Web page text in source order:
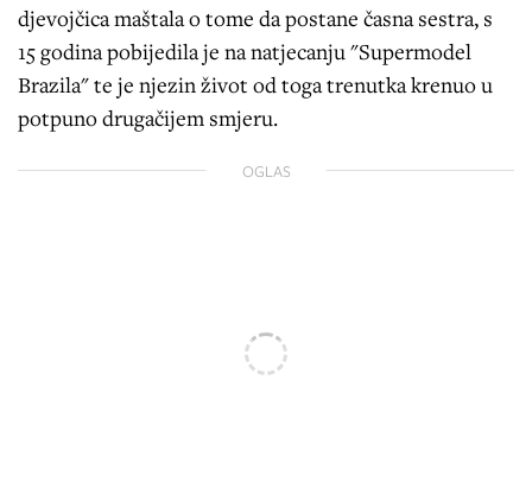
djevojčica maštala o tome da postane časna sestra, s
15 godina pobijedila je na natjecanju "Supermodel
Brazila" te je njezin život od toga trenutka krenuo u
potpuno drugačijem smjeru.
OGLAS